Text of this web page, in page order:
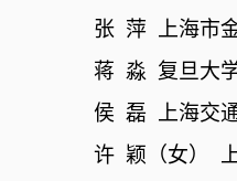
张 萍
上海市
蒋 淼 复旦大
侯 磊
上海交
许 颖（女）